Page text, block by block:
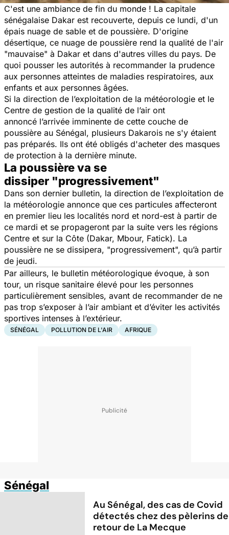
C'est une ambiance de fin du monde ! La capitale
sénégalaise Dakar est recouverte, depuis ce lundi, d'un
épais nuage de sable et de poussière. D'origine
désertique, ce nuage de poussière rend la qualité de l'air
"mauvaise" à Dakar et dans d'autres villes du pays. De
quoi pousser les autorités à recommander la prudence
aux personnes atteintes de maladies respiratoires, aux
enfants et aux personnes âgées.
Si la direction de l’exploitation de la météorologie et le
Centre de gestion de la qualité de l’air ont
annoncé l’arrivée imminente de cette couche de
poussière au Sénégal, plusieurs Dakarois ne s'y étaient
pas préparés. Ils ont été obligés d'acheter des masques
de protection à la dernière minute.
La poussière va se
dissiper "progressivement"
Dans son dernier bulletin, la direction de l’exploitation de
la météorologie annonce que ces particules affecteront
en premier lieu les localités nord et nord-est à partir de
ce mardi et se propageront par la suite vers les régions
Centre et sur la Côte (Dakar, Mbour, Fatick). La
poussière ne se dissipera, "progressivement", qu’à partir
de jeudi.
Par ailleurs, le bulletin météorologique évoque, à son
tour, un risque sanitaire élevé pour les personnes
particulièrement sensibles, avant de recommander de ne
pas trop s’exposer à l’air ambiant et d’éviter les activités
sportives intenses à l’extérieur.
SÉNÉGAL POLLUTION DE L'AIR AFRIQUE
Sénégal
Au Sénégal, des cas de Covid
détectés chez des pèlerins de
retour de La Mecque